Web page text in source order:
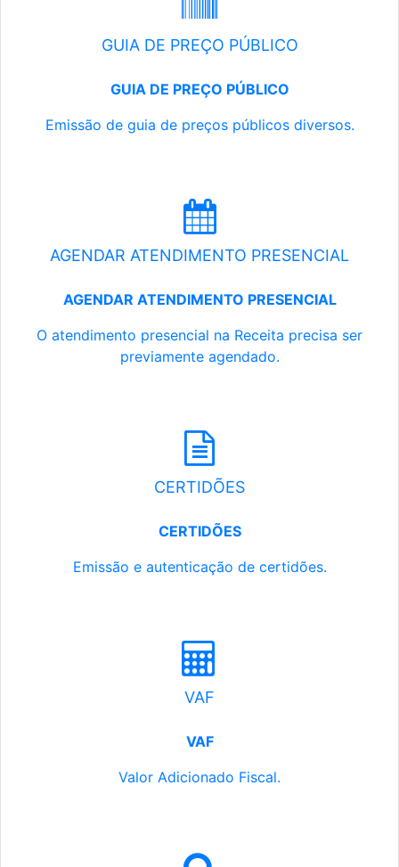
GUIA DE PREÇO PÚBLICO
GUIA DE PREÇO PÚBLICO
Emissão de guia de preços públicos diversos.
AGENDAR ATENDIMENTO PRESENCIAL
AGENDAR ATENDIMENTO PRESENCIAL
O atendimento presencial na Receita precisa ser
previamente agendado.
CERTIDÕES
CERTIDÕES
Emissão e autenticação de certidões.
VAF
VAF
Valor Adicionado Fiscal.